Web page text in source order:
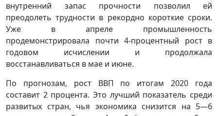
внутренний запас прочности позволил ей
преодолеть трудности в рекордно короткие сроки.
Уже в апреле промышленность
продемонстрировала почти 4-процентный рост в
годовом исчислении и продолжала
восстанавливаться в мае и июне.
По прогнозам, рост ВВП по итогам 2020 года
составит 2 процента. Это лучший показатель среди
развитых стран, чья экономика снизится на 5—6